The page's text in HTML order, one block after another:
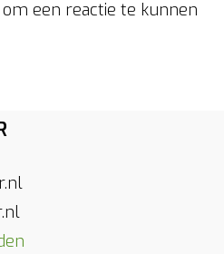
een reactie te kunnen